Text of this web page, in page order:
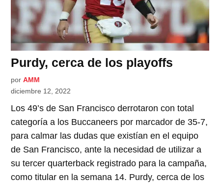
Purdy, cerca de los playoffs
por AMM
diciembre 12, 2022
Los 49’s de San Francisco derrotaron con total
categoría a los Buccaneers por marcador de 35-7,
para calmar las dudas que existían en el equipo
de San Francisco, ante la necesidad de utilizar a
su tercer quarterback registrado para la campaña,
como titular en la semana 14. Purdy, cerca de los